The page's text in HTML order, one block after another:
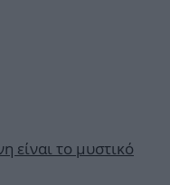
είναι το μυστικό